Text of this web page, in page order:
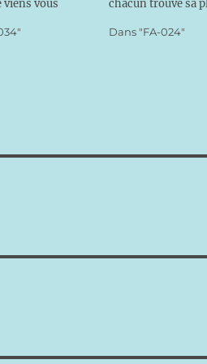
viens vous
voulu mettre
chacun trouve sa
ont souhaité aussi
Dans "FA-024"